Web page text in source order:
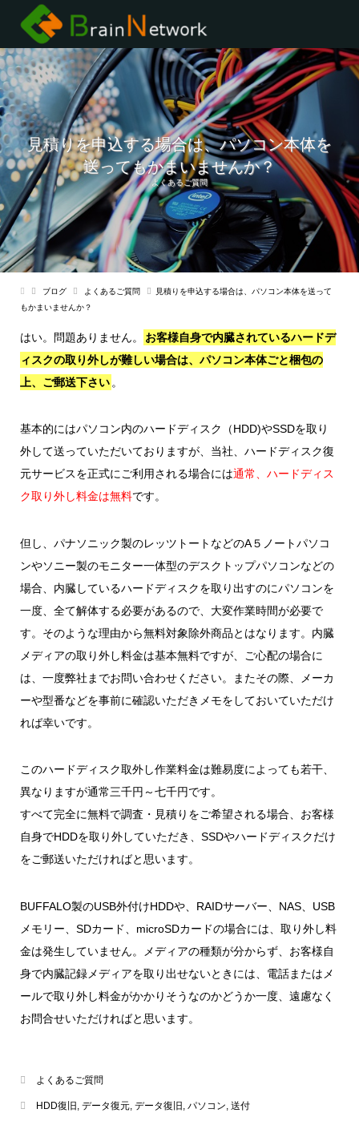
見積りを申込する場合は、パソコン本体を
送ってもかまいませんか？
よくあるご質問
ブログ よくあるご質問
見積りを申込する場合は、パソコン本体を送って
もかまいませんか？
はい。問題ありません。
お客様自身で内臓されているハードデ
ィスクの取り外しが難しい場合は、パソコン本体ごと梱包の
上、ご郵送下さい 。
基本的にはパソコン内のハードディスク（HDD)やSSDを取り
外して送っていただいておりますが、当社、ハードディスク復
元サービスを正式にご利用される場合には通常、ハードディス
ク取り外し料金は無料です。
但し、パナソニック製のレッツトートなどのA５ノートパソコ
ンやソニー製のモニター一体型のデスクトップパソコンなどの
場合、内臓しているハードディスクを取り出すのにパソコンを
一度、全て解体する必要があるので、大変作業時間が必要で
す。そのような理由から無料対象除外商品とはなります。内臓
メディアの取り外し料金は基本無料ですが、ご心配の場合に
は、一度弊社までお問い合わせください。またその際、メーカ
ーや型番などを事前に確認いただきメモをしておいていただけ
れば幸いです。
このハードディスク取外し作業料金は難易度によっても若干、
異なりますが通常三千円～七千円です。
すべて完全に無料で調査・見積りをご希望される場合、お客様
自身でHDDを取り外していただき、SSDやハードディスクだけ
をご郵送いただければと思います。
BUFFALO製のUSB外付けHDDや、RAIDサーバー、NAS、USB
メモリー、SDカード、microSDカードの場合には、取り外し料
金は発生していません。メディアの種類が分からず、お客様自
身で内臓記録メディアを取り出せないときには、電話またはメ
ールで取り外し料金がかかりそうなのかどうか一度、遠慮なく
お問合せいただければと思います。
よくあるご質問
HDD復旧 データ復元, データ復旧 パソコン 送付